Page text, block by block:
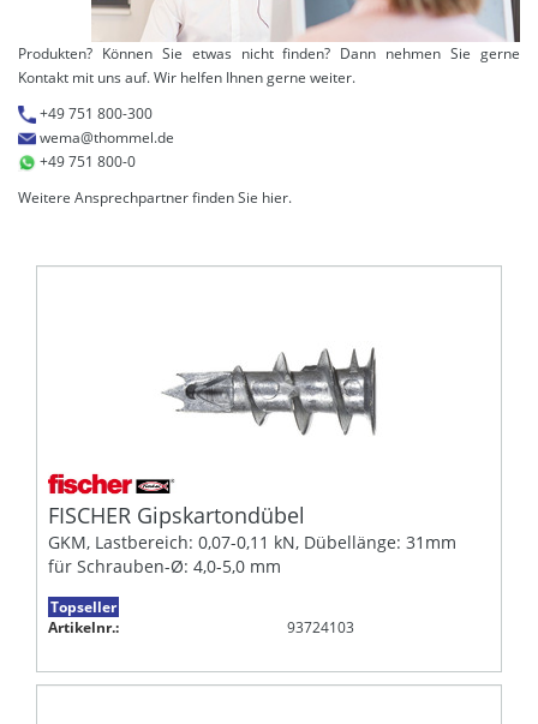
Produkten? Können Sie etwas nicht finden? Dann nehmen Sie gerne
Kontakt mit uns auf. Wir helfen Ihnen gerne weiter.
+49 751 800-300
wema@thommel.de
+49 751 800-0
Weitere Ansprechpartner finden Sie hier.
FISCHER Gipskartondübel
GKM, Lastbereich: 0,07-0,11 kN, Dübellänge: 31mm
für Schrauben-Ø: 4,0-5,0 mm
Topseller
Artikelnr.:
93724103